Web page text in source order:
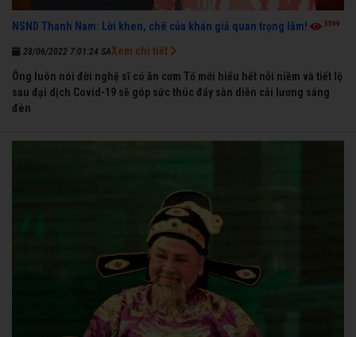
NSND Thanh Nam: Lời khen, chê của khán giả quan trọng lắm! 3599
28/06/2022 7:01:24 SA
Ông luôn nói đời nghệ sĩ có ăn cơm Tổ mới hiểu hết nỗi niềm và tiết lộ
sau đại dịch Covid-19 sẽ góp sức thúc đẩy sàn diễn cải lương sáng
đèn
Xem chi tiết